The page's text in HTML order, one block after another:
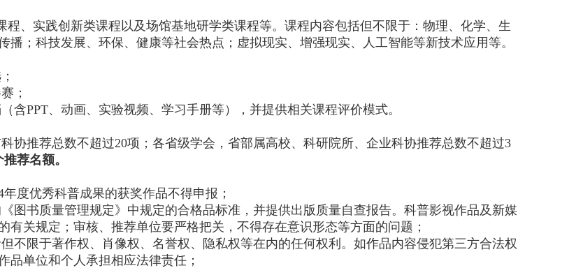
、实践创新类课程以及场馆基地研学类课程等。课程内容包括但不限于：物理、化学、生
；科技发展、环保、健康等社会热点；虚拟现实、增强现实、人工智能等新技术应用等。
；
含PPT、动画、实验视频、学习手册等），并提供相关课程评价模式。
协推荐总数不超过20项；各省级学会，省部属高校、科研院所、企业科协推荐总数不超过3
推荐名额。
年度优秀科普成果的获奖作品不得申报；
图书质量管理规定》中规定的合格品标准，并提供出版质量自查报告。科普影视作品及新媒
关规定；审核、推荐单位要严格把关，不得存在意识形态等方面的问题；
不限于著作权、肖像权、名誉权、隐私权等在内的任何权利。如作品内容侵犯第三方合法权
品单位和个人承担相应法律责任；